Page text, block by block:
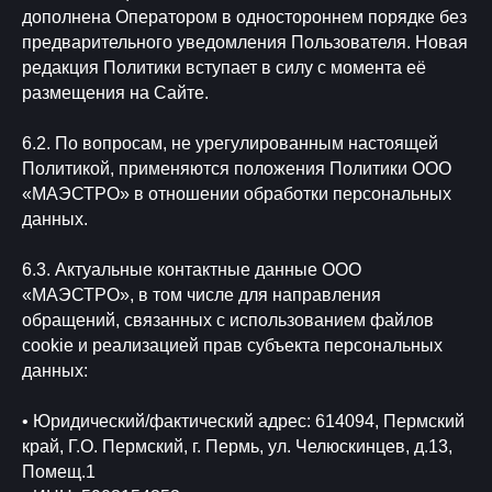
дополнена Оператором в одностороннем порядке без
предварительного уведомления Пользователя. Новая
редакция Политики вступает в силу с момента её
размещения на Сайте.
6.2. По вопросам, не урегулированным настоящей
Политикой, применяются положения Политики ООО
«МАЭСТРО» в отношении обработки персональных
данных.
6.3. Актуальные контактные данные ООО
«МАЭСТРО», в том числе для направления
обращений, связанных с использованием файлов
cookie и реализацией прав субъекта персональных
данных:
• Юридический/фактический адрес: 614094, Пермский
край, Г.О. Пермский, г. Пермь, ул. Челюскинцев, д.13,
Помещ.1